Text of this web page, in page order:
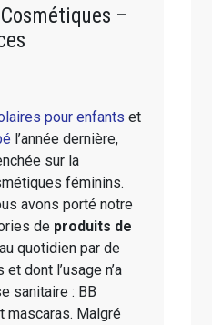
–
pour enfants et
l’année dernière,
sur la
féminins.
avons porté notre
de produits de
quotidien par de
dont l’usage n’a
sanitaire : BB
mascaras. Malgré